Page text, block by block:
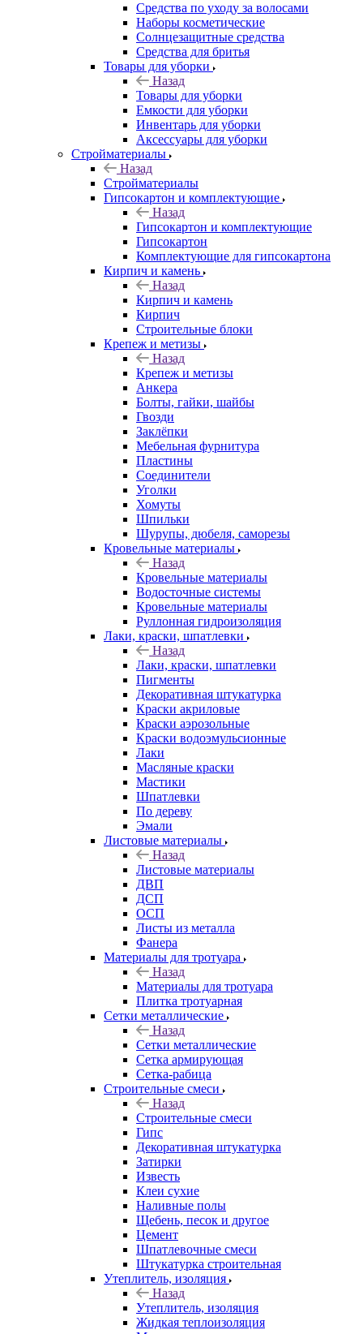
Средства по уходу за волосами
Наборы косметические
Солнцезащитные средства
Средства для бритья
Товары для уборки
Назад
Товары для уборки
Емкости для уборки
Инвентарь для уборки
Аксессуары для уборки
Стройматериалы
Назад
Стройматериалы
Гипсокартон и комплектующие
Назад
Гипсокартон и комплектующие
Гипсокартон
Комплектующие для гипсокартона
Кирпич и камень
Назад
Кирпич и камень
Кирпич
Строительные блоки
Крепеж и метизы
Назад
Крепеж и метизы
Анкера
Болты, гайки, шайбы
Гвозди
Заклёпки
Мебельная фурнитура
Пластины
Соединители
Уголки
Хомуты
Шпильки
Шурупы, дюбеля, саморезы
Кровельные материалы
Назад
Кровельные материалы
Водосточные системы
Кровельные материалы
Руллонная гидроизоляция
Лаки, краски, шпатлевки
Назад
Лаки, краски, шпатлевки
Пигменты
Декоративная штукатурка
Краски акриловые
Краски аэрозольные
Краски водоэмульсионные
Лаки
Масляные краски
Мастики
Шпатлевки
По дереву
Эмали
Листовые материалы
Назад
Листовые материалы
ДВП
ДСП
ОСП
Листы из металла
Фанера
Материалы для тротуара
Назад
Материалы для тротуара
Плитка тротуарная
Сетки металлические
Назад
Сетки металлические
Сетка армирующая
Сетка-рабица
Строительные смеси
Назад
Строительные смеси
Гипс
Декоративная штукатурка
Затирки
Известь
Клеи сухие
Наливные полы
Щебень, песок и другое
Цемент
Шпатлевочные смеси
Штукатурка строительная
Утеплитель, изоляция
Назад
Утеплитель, изоляция
Жидкая теплоизоляция